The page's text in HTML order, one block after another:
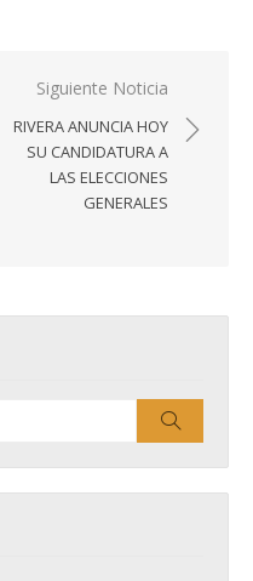
Siguiente Noticia
RIVERA ANUNCIA HOY
SU CANDIDATURA A
LAS ELECCIONES
GENERALES